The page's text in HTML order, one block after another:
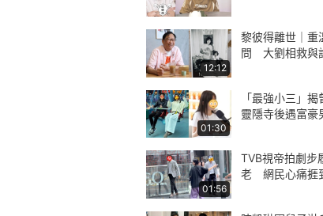
12:12
黎彼得離世｜重
問 大劉相救與
01:30
「最強小三」
靈隱寺後遇富豪
01:56
TVB視帝拍劇步
老 網民心痛捱